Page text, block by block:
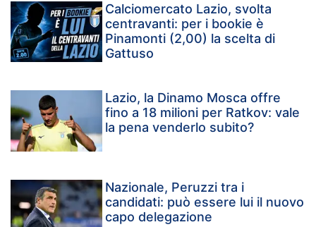
Calciomercato Lazio, svolta
centravanti: per i bookie è
Pinamonti (2,00) la scelta di
Gattuso
Lazio, la Dinamo Mosca offre
fino a 18 milioni per Ratkov: vale
la pena venderlo subito?
Nazionale, Peruzzi tra i
candidati: può essere lui il nuovo
capo delegazione